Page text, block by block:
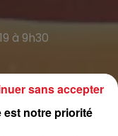
à 9h30
est notre priorité
sans accepter